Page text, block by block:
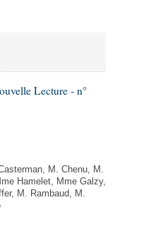
Lecture - n°
M. Chenu, M.
Hamelet, Mme Galzy,
M. Rambaud, M.